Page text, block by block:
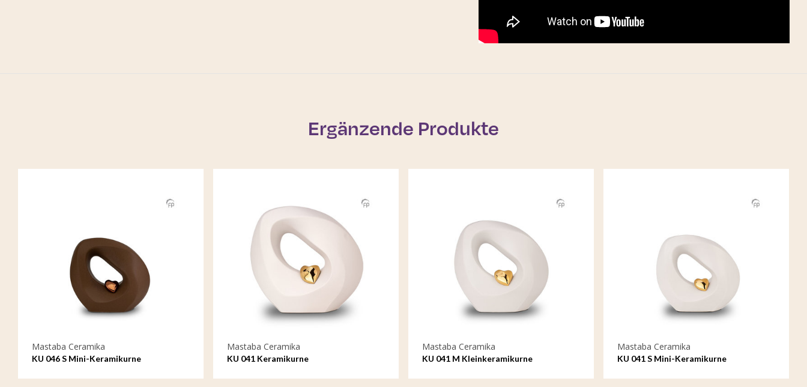
Ergänzende Produkte
Mastaba Ceramika
KU 046 S Mini-Keramikurne
Mastaba Ceramika
KU 041 Keramikurne
Mastaba Ceramika
KU 041 M Kleinkeramikurne
Mastaba Ceramika
KU 041 S Mini-Keramikurne